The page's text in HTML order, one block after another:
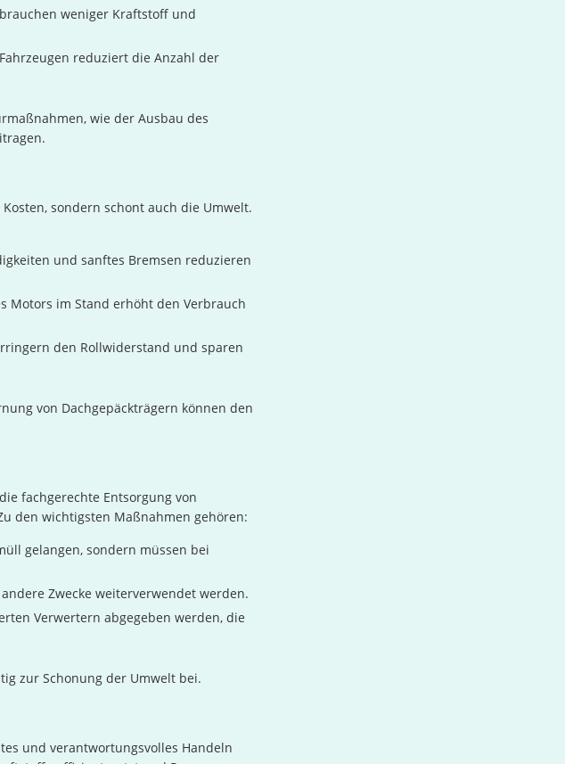
weniger Kraftstoff und
reduziert die Anzahl der
wie der Ausbau des
sondern schont auch die Umwelt.
und sanftes Bremsen reduzieren
Motors im Stand erhöht den Verbrauch
den Rollwiderstand und sparen
von Dachgepäckträgern können den
fachgerechte Entsorgung von
den wichtigsten Maßnahmen gehören:
gelangen, sondern müssen bei
Zwecke weiterverwendet werden.
Verwertern abgegeben werden, die
zur Schonung der Umwelt bei.
und verantwortungsvolles Handeln